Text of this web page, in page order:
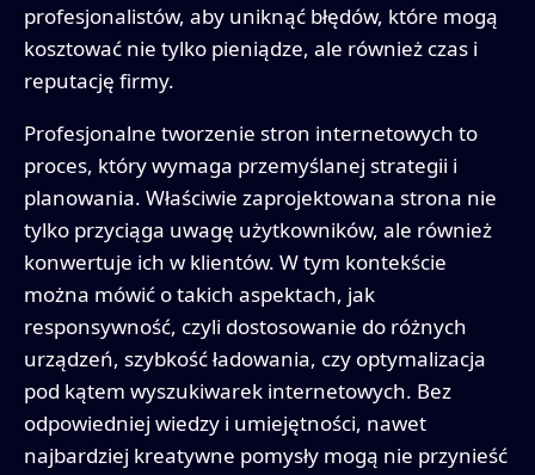
profesjonalistów, aby uniknąć błędów, które mogą
kosztować nie tylko pieniądze, ale również czas i
reputację firmy.
Profesjonalne tworzenie stron internetowych to
proces, który wymaga przemyślanej strategii i
planowania. Właściwie zaprojektowana strona nie
tylko przyciąga uwagę użytkowników, ale również
konwertuje ich w klientów. W tym kontekście
można mówić o takich aspektach, jak
responsywność, czyli dostosowanie do różnych
urządzeń, szybkość ładowania, czy optymalizacja
pod kątem wyszukiwarek internetowych. Bez
odpowiedniej wiedzy i umiejętności, nawet
najbardziej kreatywne pomysły mogą nie przynieść